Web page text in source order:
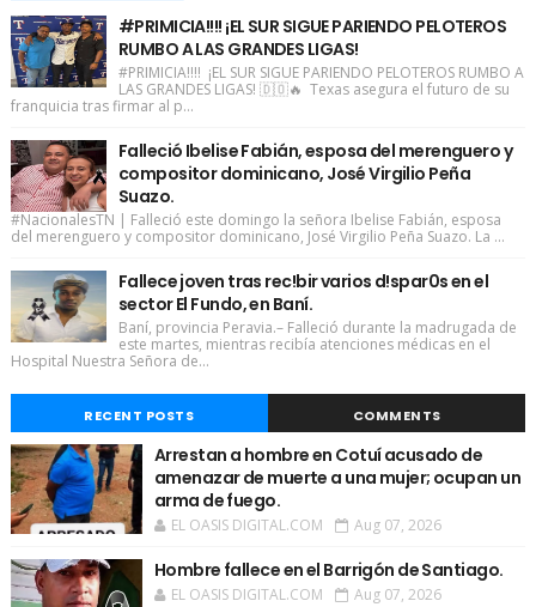
#PRIMICIA!!!! ¡EL SUR SIGUE PARIENDO PELOTEROS
RUMBO A LAS GRANDES LIGAS!
#PRIMICIA!!!! ¡EL SUR SIGUE PARIENDO PELOTEROS RUMBO A
LAS GRANDES LIGAS! 🇩🇴🔥 Texas asegura el futuro de su
franquicia tras firmar al p...
Falleció Ibelise Fabián, esposa del merenguero y
compositor dominicano, José Virgilio Peña
Suazo.
#NacionalesTN | Falleció este domingo la señora Ibelise Fabián, esposa
del merenguero y compositor dominicano, José Virgilio Peña Suazo. La ...
Fallece joven tras rec!bir varios d!spar0s en el
sector El Fundo, en Baní.
Baní, provincia Peravia.– Falleció durante la madrugada de
este martes, mientras recibía atenciones médicas en el
Hospital Nuestra Señora de...
RECENT POSTS COMMENTS
Arrestan a hombre en Cotuí acusado de
amenazar de muerte a una mujer; ocupan un
arma de fuego.
EL OASIS DIGITAL.COM Aug 07, 2026
Hombre fallece en el Barrigón de Santiago.
EL OASIS DIGITAL.COM Aug 07, 2026